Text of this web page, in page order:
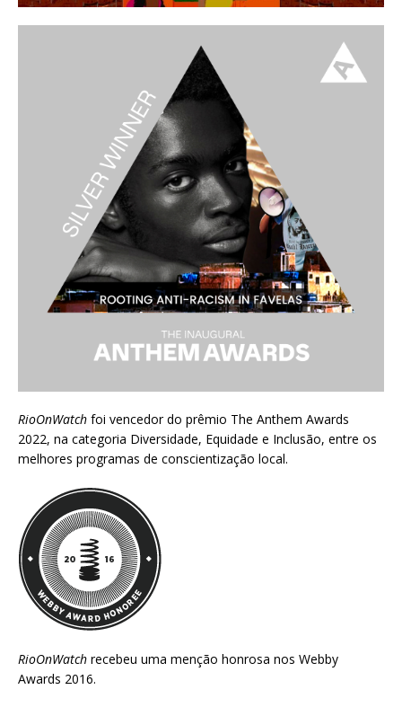
RioOnWatch foi vencedor do prêmio The Anthem Awards
2022, na categoria Diversidade, Equidade e Inclusão, entre os
melhores programas de conscientização local.
RioOnWatch recebeu uma menção honrosa nos Webby
Awards 2016.